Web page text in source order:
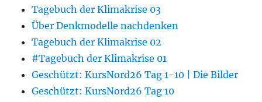
Tagebuch der Klimakrise 03
Über Denkmodelle nachdenken
Tagebuch der Klimakrise 02
#Tagebuch der Klimakrise 01
Geschützt: KursNord26 Tag 1-10 | Die Bilder
Geschützt: KursNord26 Tag 10